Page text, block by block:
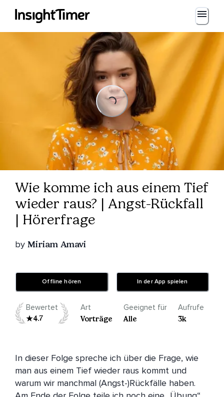
Loading...
Wie komme ich aus einem Tief
wieder raus? | Angst-Rückfall
| Hörerfrage
by Miriam Amavi
Offline hören In der App spielen
Bewertet
4.7
Art
Vorträge
Geeignet für
Alle
Aufrufe
3k
In dieser Folge spreche ich über die Frage, wie
man aus einem Tief wieder raus kommt und
warum wir manchmal (Angst-)Rückfälle haben.